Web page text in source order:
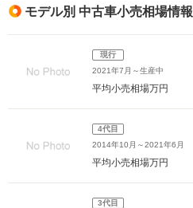
モデル別 中古車小売相場情報
現行
2021年7月～生産中
平均小売相場万円
4代目
2014年10月～2021年6月
平均小売相場万円
3代目